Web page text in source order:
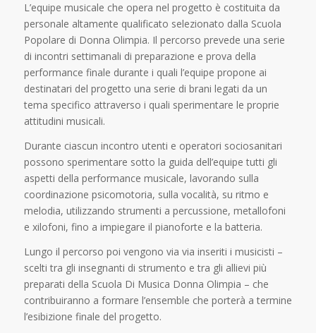
L’equipe musicale che opera nel progetto è costituita da
personale altamente qualificato selezionato dalla Scuola
Popolare di Donna Olimpia. Il percorso prevede una serie
di incontri settimanali di preparazione e prova della
performance finale durante i quali l’equipe propone ai
destinatari del progetto una serie di brani legati da un
tema specifico attraverso i quali sperimentare le proprie
attitudini musicali.
Durante ciascun incontro utenti e operatori sociosanitari
possono sperimentare sotto la guida dell’equipe tutti gli
aspetti della performance musicale, lavorando sulla
coordinazione psicomotoria, sulla vocalità, su ritmo e
melodia, utilizzando strumenti a percussione, metallofoni
e xilofoni, fino a impiegare il pianoforte e la batteria.
Lungo il percorso poi vengono via via inseriti i musicisti –
scelti tra gli insegnanti di strumento e tra gli allievi più
preparati della Scuola Di Musica Donna Olimpia – che
contribuiranno a formare l’ensemble che porterà a termine
l’esibizione finale del progetto.